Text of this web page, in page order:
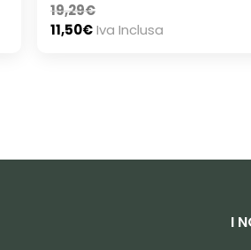
19,29€
11,50€Iva Inclusa
I